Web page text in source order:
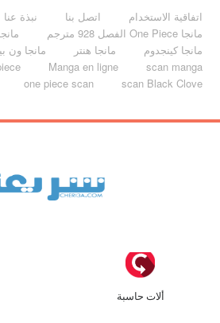
اتفاقية الاستخدام اتصل بنا
نبذة عنا
مانجا One Piece الفصل 928 مترجم
مانجا كينجدوم
مانجا هنتر
مانجا ون
scan manga
Manga en ligne
scan Black Clove
one piece scan